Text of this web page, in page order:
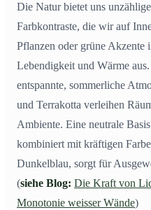
Die Natur bietet uns
Farbkontraste, die wir auf
Pflanzen oder grüne
Lebendigkeit und Wärme
entspannte, sommerliche
und Terrakotta verleihen
Ambiente. Eine neutrale
kombiniert mit kräftigen
Dunkelblau, sorgt für
(siehe Blog: Die Kraft von
Monotonie weisser Wände)